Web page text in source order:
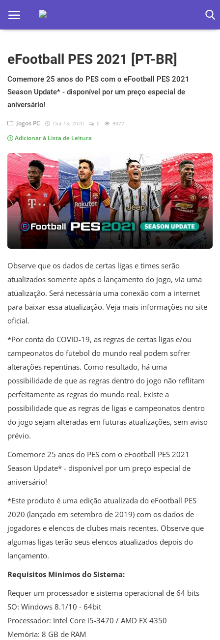
Home
Apps
Ebooks
Games
Web
Música
Jogos hoje na TV
eFootball PES 2021 [PT-BR]
Comemore 25 anos do PES com o eFootball PES 2021
Season Update* - disponível por um preço especial de
aniversário!
Jogos PC Out 15, 2020 0 9077
Adicionar à Lista de Leitura
Observe que os dados de certas ligas e times serão
atualizados somente após o lançamento do jogo, via uma
atualização. Será necessária uma conexão com a internet
para baixar essa atualização. Veja mais informações no site
oficial.
*Por conta do COVID-19, as regras de certas ligas e/ou
campeonatos do futebol do mundo real podem sofrer
alterações repentinas. Como resultado, há uma
possibilidade de que as regras dentro do jogo não reflitam
perfeitamente as regras do mundo real. Existe a
possibilidade que as regras de ligas e campeonatos dentro
do jogo sejam alteradas em futuras atualizações, sem aviso
prévio.
Comemore 25 anos do PES com o eFootball PES 2021
Season Update* - disponível por um preço especial de
aniversário!
*Este produto é uma edição atualizada do eFootball PES
2020 (lançado em setembro de 2019) com os dados de
jogadores e elencos de clubes mais recentes. Observe que
algumas ligas terão seus elencos atualizados depois do
lançamento.
Requisitos Mínimos do Sistema:
Requer um processador e sistema operacional de 64 bits
SO: Windows 8.1/10 - 64bit
Processador: Intel Core i5-3470 / AMD FX 4350
Memória: 8 GB de RAM